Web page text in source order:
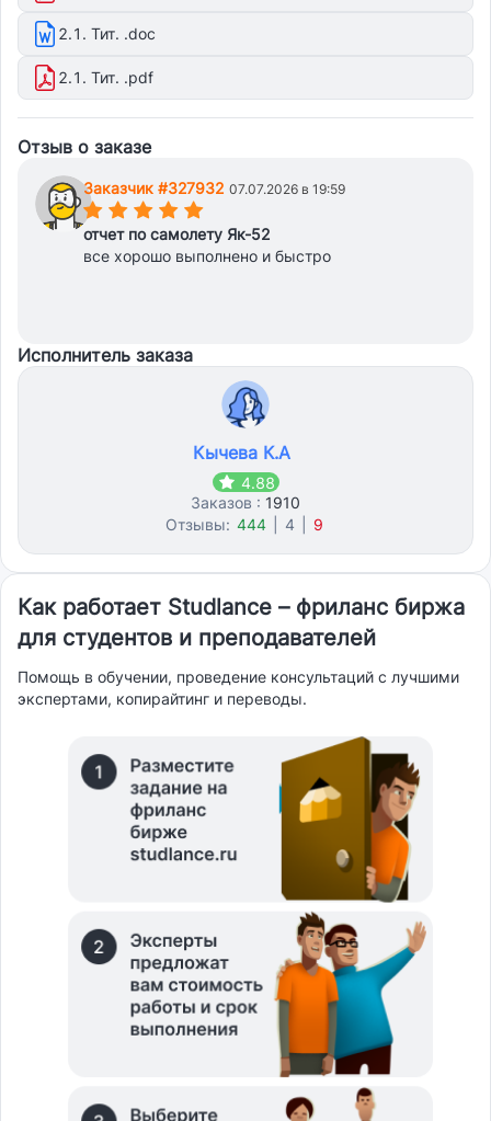
2.1. Тит. .doc
2.1. Тит. .pdf
Отзыв о заказе
Заказчик #327932 07.07.2026 в 19:59
(*)(*)(*)(*)(*)
отчет по самолету Як-52
все хорошо выполнено и быстро
Исполнитель заказа
Кычева К.А
4.88
Заказов : 1910
Отзывы: 444 4 9
Как работает Studlance – фриланс биржа
для студентов и преподавателей
Помощь в обучении, проведение консультаций с лучшими
экспертами, копирайтинг и переводы.